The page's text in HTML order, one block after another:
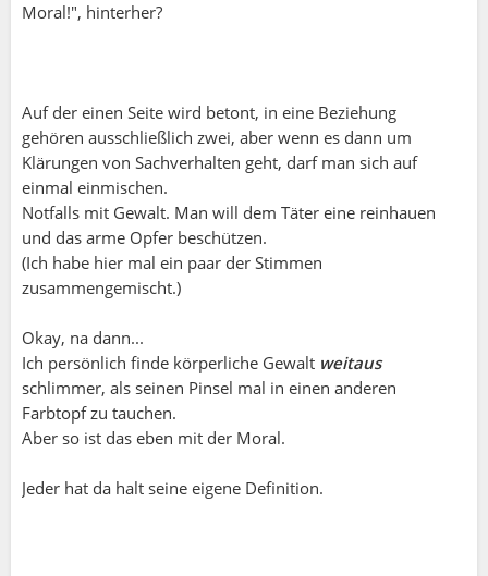
Moral!", hinterher?
Auf der einen Seite wird betont, in eine Beziehung
gehören ausschließlich zwei, aber wenn es dann um
Klärungen von Sachverhalten geht, darf man sich auf
einmal einmischen.
Notfalls mit Gewalt. Man will dem Täter eine reinhauen
und das arme Opfer beschützen.
(Ich habe hier mal ein paar der Stimmen
zusammengemischt.)
Okay, na dann...
Ich persönlich finde körperliche Gewalt weitaus
schlimmer, als seinen Pinsel mal in einen anderen
Farbtopf zu tauchen.
Aber so ist das eben mit der Moral.
Jeder hat da halt seine eigene Definition.